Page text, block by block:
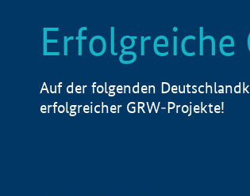
Erfolgreiche
Auf der folgenden
erfolgreicher GRW-Projekte!